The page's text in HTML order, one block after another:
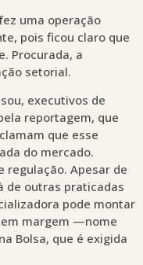
uma operação
pois ficou claro que
Procurada, a
setorial.
executivos de
reportagem, que
que esse
do mercado.
regulação. Apesar de
de outras praticadas
pode montar
margem —nome
Bolsa, que é exigida